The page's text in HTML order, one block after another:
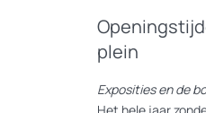
plein
Exposities en de
Het hele jaar